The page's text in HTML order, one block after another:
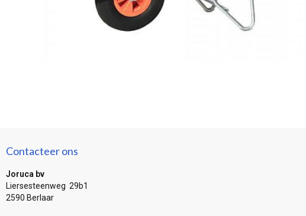
Contacteer ons
Joruca bv
Liersesteenweg 29b1
2590 Berlaar